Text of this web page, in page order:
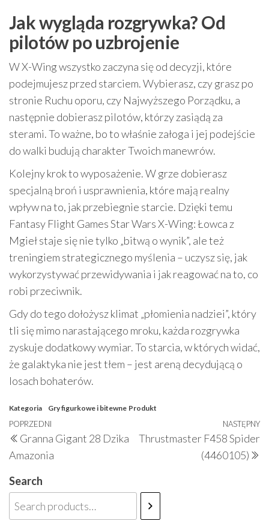
Jak wygląda rozgrywka? Od
pilotów po uzbrojenie
W X-Wing wszystko zaczyna się od decyzji, które
podejmujesz przed starciem. Wybierasz, czy grasz po
stronie Ruchu oporu, czy Najwyższego Porządku, a
następnie dobierasz pilotów, którzy zasiądą za
sterami. To ważne, bo to właśnie załoga i jej podejście
do walki budują charakter Twoich manewrów.
Kolejny krok to wyposażenie. W grze dobierasz
specjalną broń i usprawnienia, które mają realny
wpływ na to, jak przebiegnie starcie. Dzięki temu
Fantasy Flight Games Star Wars X-Wing: Łowca z
Mgieł staje się nie tylko „bitwą o wynik”, ale też
treningiem strategicznego myślenia – uczysz się, jak
wykorzystywać przewidywania i jak reagować na to, co
robi przeciwnik.
Gdy do tego dołożysz klimat „płomienia nadziei”, który
tli się mimo narastającego mroku, każda rozgrywka
zyskuje dodatkowy wymiar. To starcia, w których widać,
że galaktyka nie jest tłem – jest areną decydującą o
losach bohaterów.
Kategoria Gry figurkowe i bitewne Produkt
Nawigacja
wpisu
Poprzedni
wpis
POPRZEDNI
Granna Gigant 28 Dzika
Amazonia
NASTĘPNY
Thrustmaster F458 Spider
(4460105)
Search